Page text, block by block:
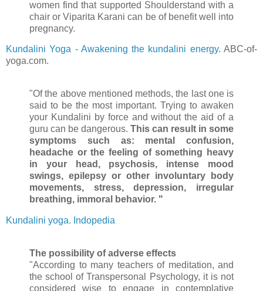
women find that supported Shoulderstand with a
chair or Viparita Karani can be of benefit well into
pregnancy.
Kundalini Yoga - Awakening the kundalini energy. ABC-of-
yoga.com.
"Of the above mentioned methods, the last one is
said to be the most important. Trying to awaken
your Kundalini by force and without the aid of a
guru can be dangerous. This can result in some
symptoms such as: mental confusion,
headache or the feeling of something heavy
in your head, psychosis, intense mood
swings, epilepsy or other involuntary body
movements, stress, depression, irregular
breathing, immoral behavior. "
Kundalini yoga. Indopedia
The possibility of adverse effects
"According to many teachers of meditation, and
the school of Transpersonal Psychology, it is not
considered wise to engage in contemplative